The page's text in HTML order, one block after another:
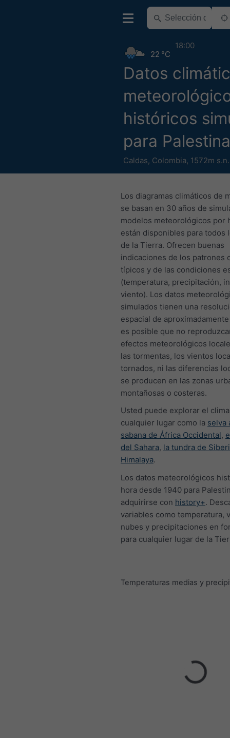
Datos
históricos
para Palestina
Caldas, Colombia, 1572m
22 °C
18:00
Los diagramas climáticos de
se basan en 30 años de
modelos meteorológicos por
están disponibles para todos
de la Tierra. Ofrecen buenas
indicaciones de los patrones
típicos y de las condiciones
(temperatura, precipitación,
viento). Los datos
simulados tienen una
espacial de
es posible que no
efectos meteorológicos
las tormentas, los vientos
tornados, ni las diferencias
se producen en las zonas
montañosas o costeras.
Usted puede explorar el
cualquier lugar como la selva
sabana de África Occidental,
del Sahara, la tundra de
Himalaya.
Los datos meteorológicos
hora desde 1940 para
adquirirse con history+.
variables como temperatura,
nubes y precipitaciones en
para cualquier lugar de la
Temperaturas medias y